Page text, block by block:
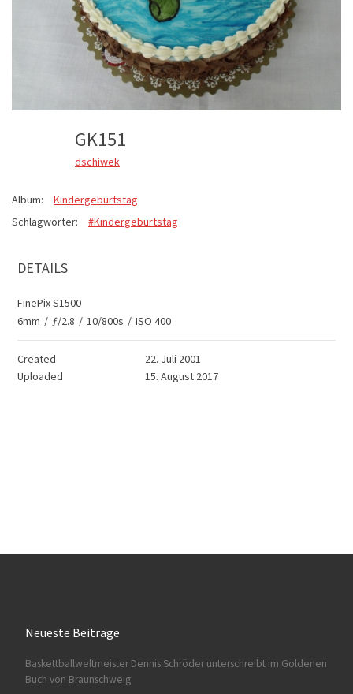
GK151
dschiwek
Album:
Kindergeburtstag
Schlagwörter:
#Kindergeburtstag
DETAILS
FinePix S1500
6mm / ƒ/2.8 / 10/800s / ISO 400
Created
22. Juli 2001
Uploaded
15. August 2017
Neueste Beiträge
Baskettballweltmeister Dennis Schröder unterschreibt im Goldenen
Buch von Braunschweig